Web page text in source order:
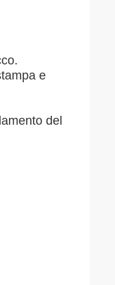
e
del